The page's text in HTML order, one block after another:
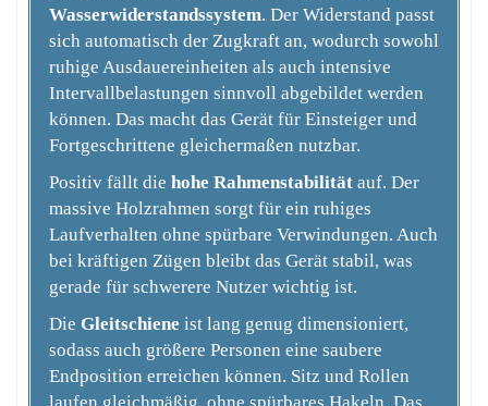
Wasserwiderstandssystem. Der Widerstand passt
sich automatisch der Zugkraft an, wodurch sowohl
ruhige Ausdauereinheiten als auch intensive
Intervallbelastungen sinnvoll abgebildet werden
können. Das macht das Gerät für Einsteiger und
Fortgeschrittene gleichermaßen nutzbar.
Positiv fällt die hohe Rahmenstabilität auf. Der
massive Holzrahmen sorgt für ein ruhiges
Laufverhalten ohne spürbare Verwindungen. Auch
bei kräftigen Zügen bleibt das Gerät stabil, was
gerade für schwerere Nutzer wichtig ist.
Die Gleitschiene ist lang genug dimensioniert,
sodass auch größere Personen eine saubere
Endposition erreichen können. Sitz und Rollen
laufen gleichmäßig, ohne spürbares Hakeln. Das